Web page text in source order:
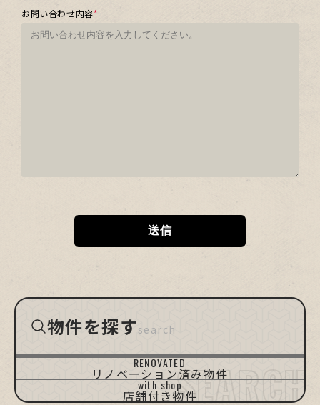
お問い合わせ内容*
物件を探すsearch
姫路/戸建て
姫路/マンション
TAKASAGO OTHERS
RENOVATED
リノベーション済み物件
with shop
店舗付き物件